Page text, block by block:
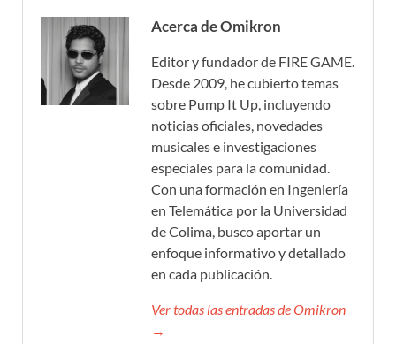
Acerca de Omikron
Editor y fundador de FIRE GAME.
Desde 2009, he cubierto temas
sobre Pump It Up, incluyendo
noticias oficiales, novedades
musicales e investigaciones
especiales para la comunidad.
Con una formación en Ingeniería
en Telemática por la Universidad
de Colima, busco aportar un
enfoque informativo y detallado
en cada publicación.
Ver todas las entradas de Omikron
→